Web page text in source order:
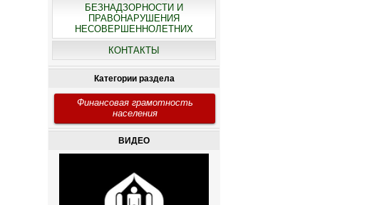
БЕЗНАДЗОРНОСТИ И
ПРАВОНАРУШЕНИЯ
НЕСОВЕРШЕННОЛЕТНИХ
КОНТАКТЫ
Категории раздела
Финансовая грамотность
населения
ВИДЕО